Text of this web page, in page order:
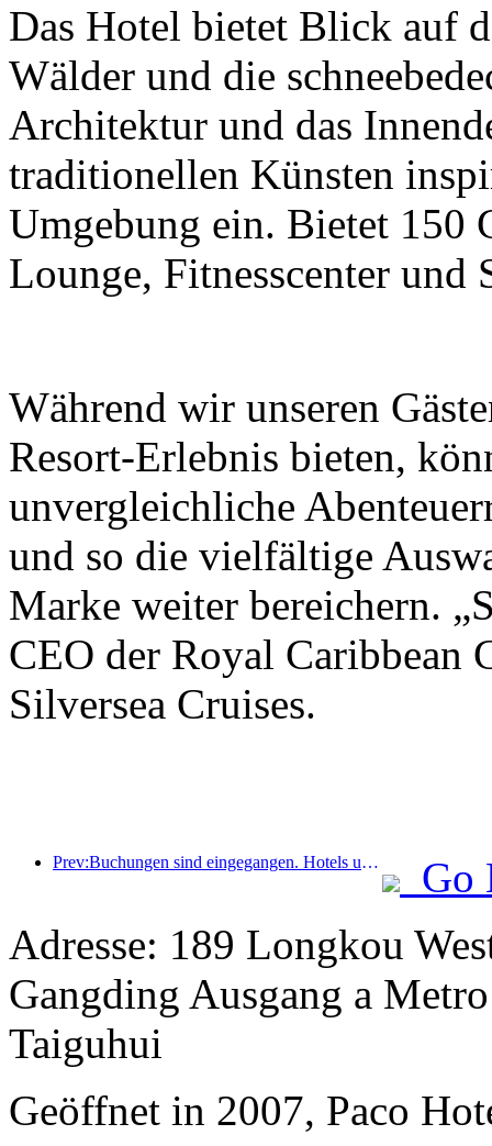
Das Hotel bietet Blick auf
Wälder und die
Architektur und das
traditionellen Künsten
Umgebung ein. Bietet 150
Lounge, Fitnesscenter und
Während wir unseren
Resort-Erlebnis bieten,
unvergleichliche
und so die vielfältige
Marke weiter bereichern.
CEO der Royal Caribbean
Silversea Cruises.
Prev:Buchungen sind eingegangen. Hotels und B&B-Händler sind bei Buchungen gleichermaßen beliebt. Die durchschnittlichen Buchungsraten zum Nationalfeiertag liegen bei 24,97 % bzw. 24,49 %.
Go
Adresse: 189 Longkou
Gangding Ausgang a
Taiguhui
Geöffnet in 2007, Paco